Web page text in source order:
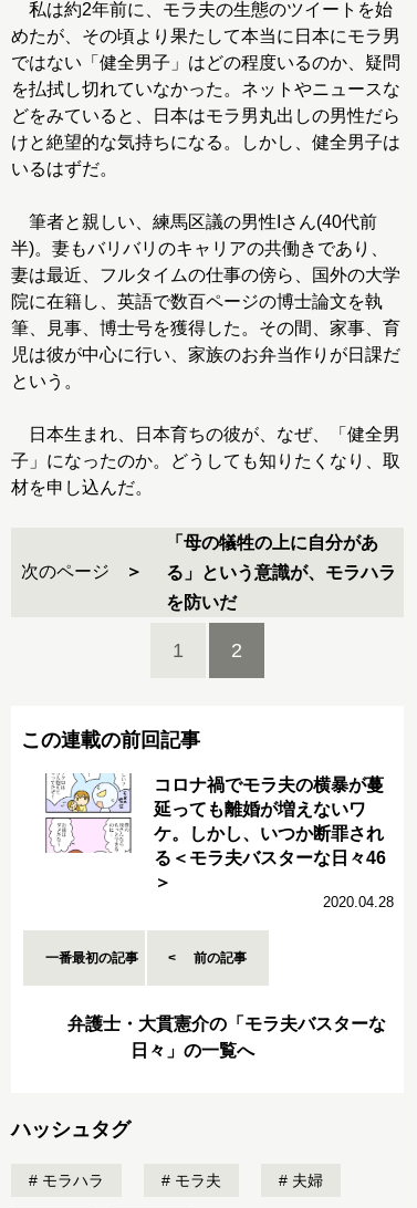
私は約2年前に、モラ夫の生態のツイートを始
めたが、その頃より果たして本当に日本にモラ男
ではない「健全男子」はどの程度いるのか、疑問
を払拭し切れていなかった。ネットやニュースな
どをみていると、日本はモラ男丸出しの男性だら
けと絶望的な気持ちになる。しかし、健全男子は
いるはずだ。
筆者と親しい、練馬区議の男性Iさん(40代前
半)。妻もバリバリのキャリアの共働きであり、
妻は最近、フルタイムの仕事の傍ら、国外の大学
院に在籍し、英語で数百ページの博士論文を執
筆、見事、博士号を獲得した。その間、家事、育
児は彼が中心に行い、家族のお弁当作りが日課だ
という。
日本生まれ、日本育ちの彼が、なぜ、「健全男
子」になったのか。どうしても知りたくなり、取
材を申し込んだ。
次のページ
「母の犠牲の上に自分があ
る」という意識が、モラハラ
を防いだ
1 2
この連載の前回記事
コロナ禍でモラ夫の横暴が蔓
延っても離婚が増えないワ
ケ。しかし、いつか断罪され
る＜モラ夫バスターな日々46
＞
2020.04.28
一番最初の記事 前の記事
弁護士・大貫憲介の「モラ夫バスターな
日々」の一覧へ
ハッシュタグ
モラハラ モラ夫 夫婦